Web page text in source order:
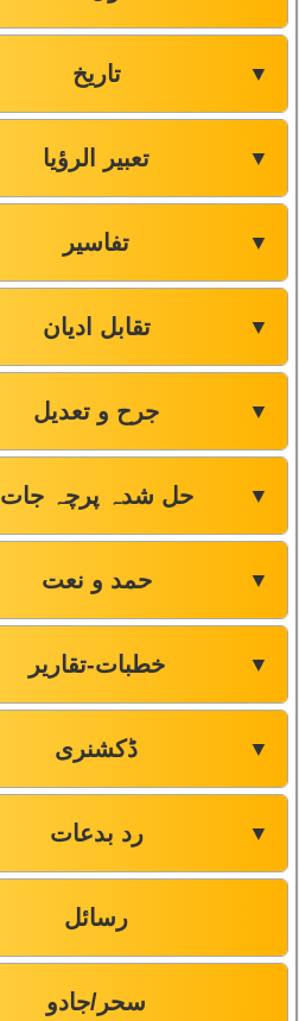
تاریخ ▼
تعبیر الرؤیا ▼
تفاسیر ▼
تقابل ادیان ▼
جرح و تعدیل ▼
حل شدہ پرچہ جات ▼
حمد و نعت ▼
خطبات-تقاریر ▼
ڈکشنری ▼
رد بدعات ▼
رسائل
سحر/جادو